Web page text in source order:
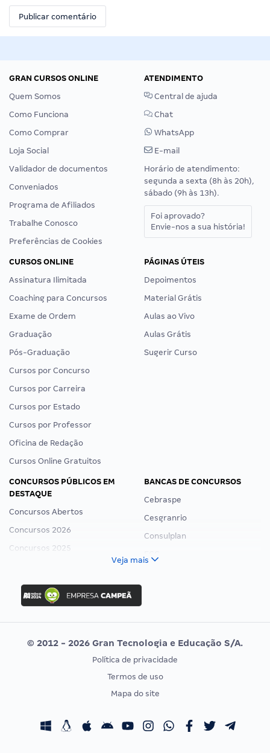
GRAN CURSOS ONLINE
Quem Somos
Como Funciona
Como Comprar
Loja Social
Validador de documentos
Conveniados
Programa de Afiliados
Trabalhe Conosco
Preferências de Cookies
ATENDIMENTO
Central de ajuda
Chat
WhatsApp
E-mail
Horário de atendimento:
segunda a sexta (8h às 20h),
sábado (9h às 13h).
Foi aprovado?
Envie-nos a sua história!
CURSOS ONLINE
Assinatura Ilimitada
Coaching para Concursos
Exame de Ordem
Graduação
Pós-Graduação
Cursos por Concurso
Cursos por Carreira
Cursos por Estado
Cursos por Professor
Oficina de Redação
Cursos Online Gratuitos
PÁGINAS ÚTEIS
Depoimentos
Material Grátis
Aulas ao Vivo
Aulas Grátis
Sugerir Curso
CONCURSOS PÚBLICOS EM
DESTAQUE
Concursos Abertos
Concursos 2026
Concursos 2025
Concurso Nacional Unificado
Concurso Ibama
Concurso MPU
Editais publicados
BANCAS DE CONCURSOS
Cebraspe
Cesgranrio
Consulplan
Vunesp
CONCURSOS POR PROFISSÃO
Concursos Fiscais
EXAME DE ORDEM
Calendário OAB
Veja mais
© 2012 - 2026 Gran Tecnologia e Educação S/A.
Política de privacidade
Termos de uso
Mapa do site